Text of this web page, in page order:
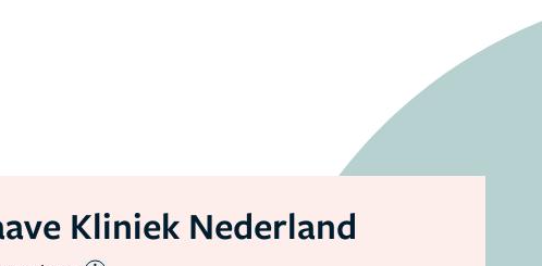
Kliniek Nederland